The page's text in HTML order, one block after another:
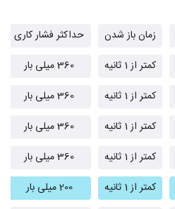
زمان باز شدن
حداکثر فشار کاری
کمتر از 1 ثانیه
360 میلی بار
کمتر از 1 ثانیه
360 میلی بار
کمتر از 1 ثانیه
360 میلی بار
کمتر از 1 ثانیه
360 میلی بار
کمتر از 1 ثانیه
200 میلی بار